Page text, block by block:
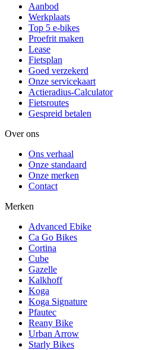
Aanbod
Werkplaats
Top 5 e-bikes
Proefrit maken
Lease
Fietsplan
Goed verzekerd
Onze servicekaart
Actieradius-Calculator
Fietsroutes
Gespreid betalen
Over ons
Ons verhaal
Onze standaard
Onze merken
Contact
Merken
Advanced Ebike
Ca Go Bikes
Cortina
Cube
Gazelle
Kalkhoff
Koga
Koga Signature
Pfautec
Reany Bike
Urban Arrow
Starly Bikes